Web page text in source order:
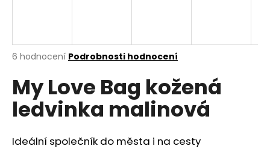
Průměrné
produktu
je
5,0
hvězdiček.
6 hodnocení Podrobnosti hodnocení
My Love Bag kožená
ledvinka malinová
Ideální společník do města i na cesty
A
í
t
?
HLEDAT